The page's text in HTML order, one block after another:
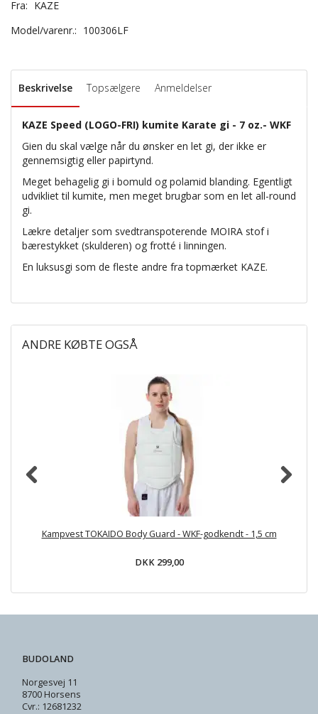
Fra: KAZE
Model/varenr.: 100306LF
Beskrivelse Topsælgere Anmeldelser
KAZE Speed (LOGO-FRI) kumite Karate gi - 7 oz.- WKF
Gien du skal vælge når du ønsker en let gi, der ikke er
gennemsigtig eller papirtynd.
Meget behagelig gi i bomuld og polamid blanding. Egentligt
udvikliet til kumite, men meget brugbar som en let all-round
gi.
Lækre detaljer som svedtranspoterende MOIRA stof i
bærestykket (skulderen) og frotté i linningen.
En luksusgi som de fleste andre fra topmærket KAZE.
ANDRE KØBTE OGSÅ
Kampvest TOKAIDO Body Guard - WKF-godkendt - 1,5 cm
DKK 299,00
BUDOLAND
Norgesvej 11
8700 Horsens
Cvr.: 12681232